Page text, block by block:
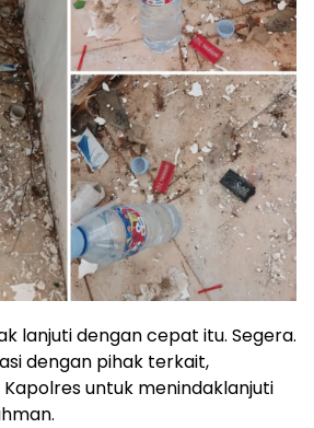
lanjuti dengan cepat itu. Segera.
dengan pihak terkait,
untuk menindaklanjuti